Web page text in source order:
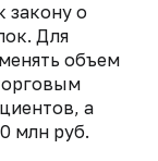
закону о
Для
объем
а
млн руб.